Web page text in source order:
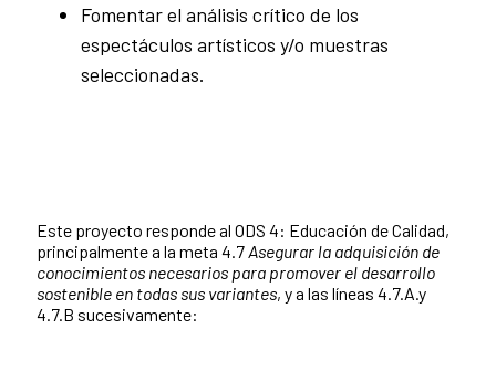
Fomentar el análisis crítico de los
espectáculos artísticos y/o muestras
seleccionadas.
Este proyecto responde al ODS 4: Educación de Calidad,
principalmente a la meta 4.7 Asegurar la adquisición de
conocimientos necesarios para promover el desarrollo
sostenible en todas sus variantes, y a las líneas 4.7.A.y
4.7.B sucesivamente: